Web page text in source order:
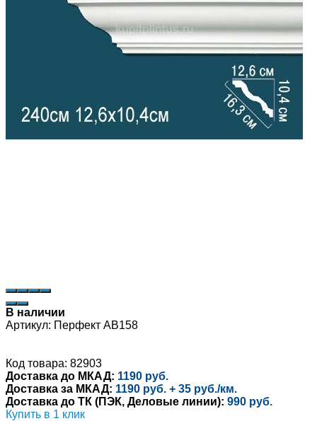
В наличии
Артикул: Перфект AB158
Код товара: 82903
Доставка до МКАД: 1190 руб.
Доставка за МКАД: 1190 руб. + 35 руб./км.
Доставка до ТК (ПЭК, Деловые линии): 990 руб.
Купить в 1 клик